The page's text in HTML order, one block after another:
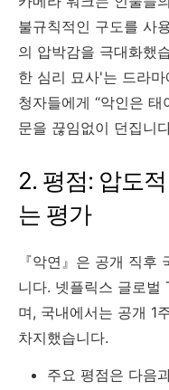
불규칙적인 구도를 사
의 압박감을 극대화했
한 심리 묘사'는 드라
청자들에게 “악인은 태
문을 끊임없이 던집니
2. 평점: 압도
는 평가
『악연』은 공개 직후
니다. 넷플릭스 글로벌
며, 국내에서는 공개 1
차지했습니다.
주요 평점은 다음